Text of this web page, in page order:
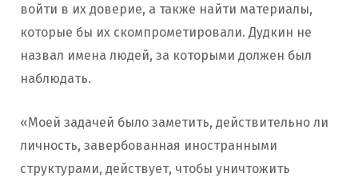
войти в их доверие, а также найти материалы,
которые бы их скомпрометировали. Дудкин не
назвал имена людей, за которыми должен был
наблюдать.
«Моей задачей было заметить, действительно ли
личность, завербованная иностранными
структурами, действует, чтобы уничтожить